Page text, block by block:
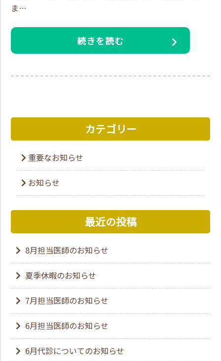
ま…
続きを読む
カテゴリー
重要なお知らせ
お知らせ
最近の投稿
8月担当医師のお知らせ
夏季休暇のお知らせ
7月担当医師のお知らせ
6月担当医師のお知らせ
6月代診についてのお知らせ